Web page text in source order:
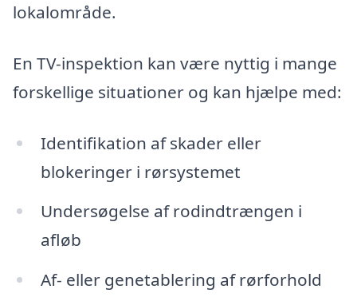
lokalområde.
En TV-inspektion kan være nyttig i mange
forskellige situationer og kan hjælpe med:
Identifikation af skader eller
blokeringer i rørsystemet
Undersøgelse af rodindtrængen i
afløb
Af- eller genetablering af rørforhold